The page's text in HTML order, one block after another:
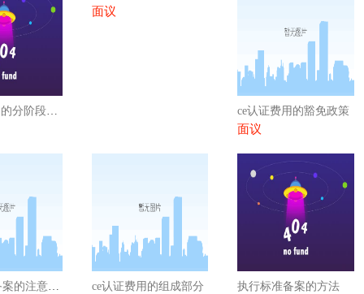
ce认证费用的分阶段支付
面议
ce认证费用的豁免政策
面议
执行标准备案的注意事项 ce认证费用的组成部分 执行标准备案的方法